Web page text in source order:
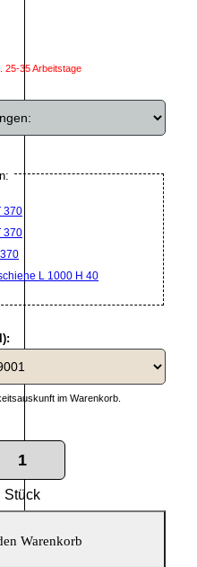
25-35 Arbeitstage
370
370
L 1000 H 40
im Warenkorb.
Stück